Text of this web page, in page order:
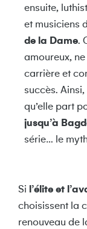
ensuite,
et musiciens
de la Dame.
amoureux,
carrière et
succès.
qu’elle part
jusqu’à
série… le
Si l’élite et
choisissent la
renouveau de